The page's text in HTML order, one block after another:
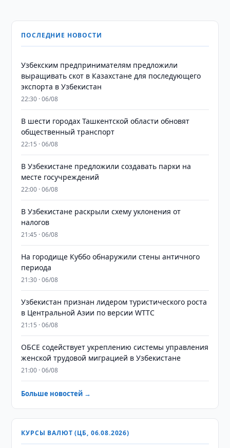
ПОСЛЕДНИЕ НОВОСТИ
Узбекским предпринимателям предложили
выращивать скот в Казахстане для последующего
экспорта в Узбекистан
22:30 · 06/08
В шести городах Ташкентской области обновят
общественный транспорт
22:15 · 06/08
В Узбекистане предложили создавать парки на
месте госучреждений
22:00 · 06/08
В Узбекистане раскрыли схему уклонения от
налогов
21:45 · 06/08
На городище Куббо обнаружили стены античного
периода
21:30 · 06/08
Узбекистан признан лидером туристического роста
в Центральной Азии по версии WTTC
21:15 · 06/08
ОБСЕ содействует укреплению системы управления
женской трудовой миграцией в Узбекистане
21:00 · 06/08
Больше новостей →
КУРСЫ ВАЛЮТ (ЦБ, 06.08.2026)